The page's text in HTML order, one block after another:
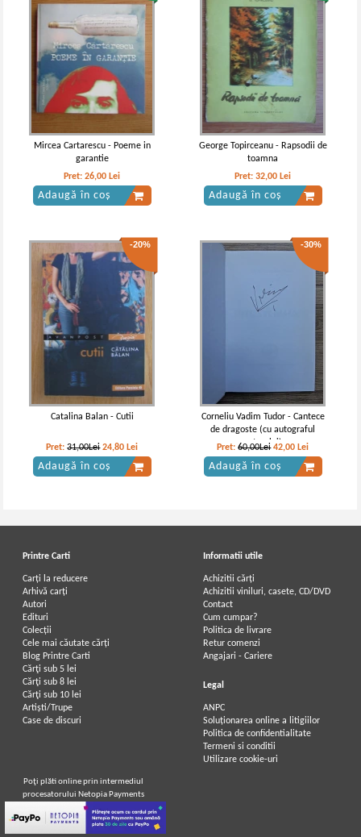
Mircea Cartarescu - Poeme in
garantie
Pret:26,00 Lei
Adaugă în coș
George Topirceanu - Rapsodii de
toamna
Pret:32,00 Lei
Adaugă în coș
-20%
Catalina Balan - Cutii
Pret:31,00Lei 24,80 Lei
Adaugă în coș
-30%
Corneliu Vadim Tudor - Cantece
de dragoste (cu autograful
autorului)
Pret:60,00Lei 42,00 Lei
Adaugă în coș
Printre Carti
Carți la reducere
Arhivă carți
Autori
Edituri
Colecții
Cele mai căutate cărți
Blog Printre Carti
Cărţi sub 5 lei
Cărţi sub 8 lei
Cărţi sub 10 lei
Artiști/Trupe
Case de discuri
Informatii utile
Achizitii cărți
Achizitii viniluri, casete, CD/DVD
Contact
Cum cumpar?
Politica de livrare
Retur comenzi
Angajari - Cariere
Legal
ANPC
Soluționarea online a litigiilor
Politica de confidentialitate
Termeni si conditii
Utilizare cookie-uri
Poţi plăti online prin intermediul
procesatorului Netopia Payments